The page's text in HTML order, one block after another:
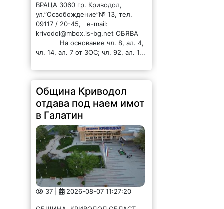
ВРАЦА 3060 гр. Криводол,
ул.”Освобождение”№ 13, тел.
09117 / 20-45, e-mail:
krivodol@mbox.is-bg.net ОБЯВА
На основание чл. 8, ал. 4,
чл. 14, ал. 7 от ЗОС; чл. 92, ал. 1...
Община Криводол
отдава под наем имот
в Галатин
37 | 2026-08-07 11:27:20